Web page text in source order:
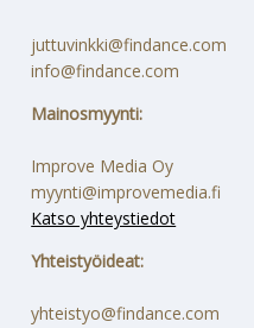
juttuvinkki@findance.com
info@findance.com
Mainosmyynti:
Improve Media Oy
myynti@improvemedia.fi
Katso yhteystiedot
Yhteistyöideat:
yhteistyo@findance.com